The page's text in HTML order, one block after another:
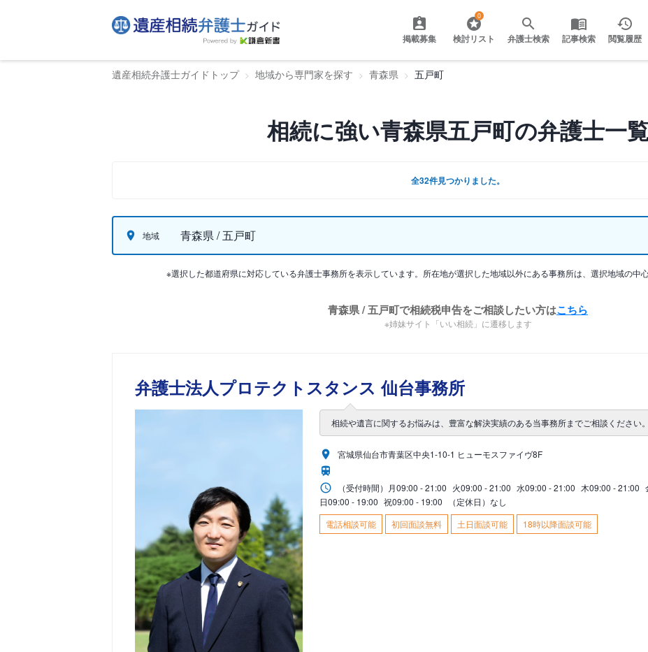
掲載募集
0
検討リスト 弁護士検索 記事検索 閲覧履歴
遺産相続弁護士ガイドトップ 地域から専門家を探す 青森県 五戸町
相続に強い青森県五戸町の弁護士一
全32件見つかりました。
地域 青森県 / 五戸町
※選択した都道府県に対応している弁護士事務所を表示しています。所在地が選択した地域以外にある事務所は、選択地域の中
青森県 / 五戸町で相続税申告をご相談したい方はこちら
※姉妹サイト「いい相続」に遷移します
弁護士法人プロテクトスタンス 仙台事務所
相続や遺言に関するお悩みは、豊富な解決実績のある当事務所までご相談ください。
宮城県仙台市青葉区中央1-10-1 ヒューモスファイヴ8F
（受付時間） 月09:00 - 21:00 火09:00 - 21:00 水09:00 - 21:00 木09:00 - 21:00
日09:00 - 19:00 祝09:00 - 19:00
（定休日）なし
電話相談可能
初回面談無料 土日面談可能 18時以降面談可能